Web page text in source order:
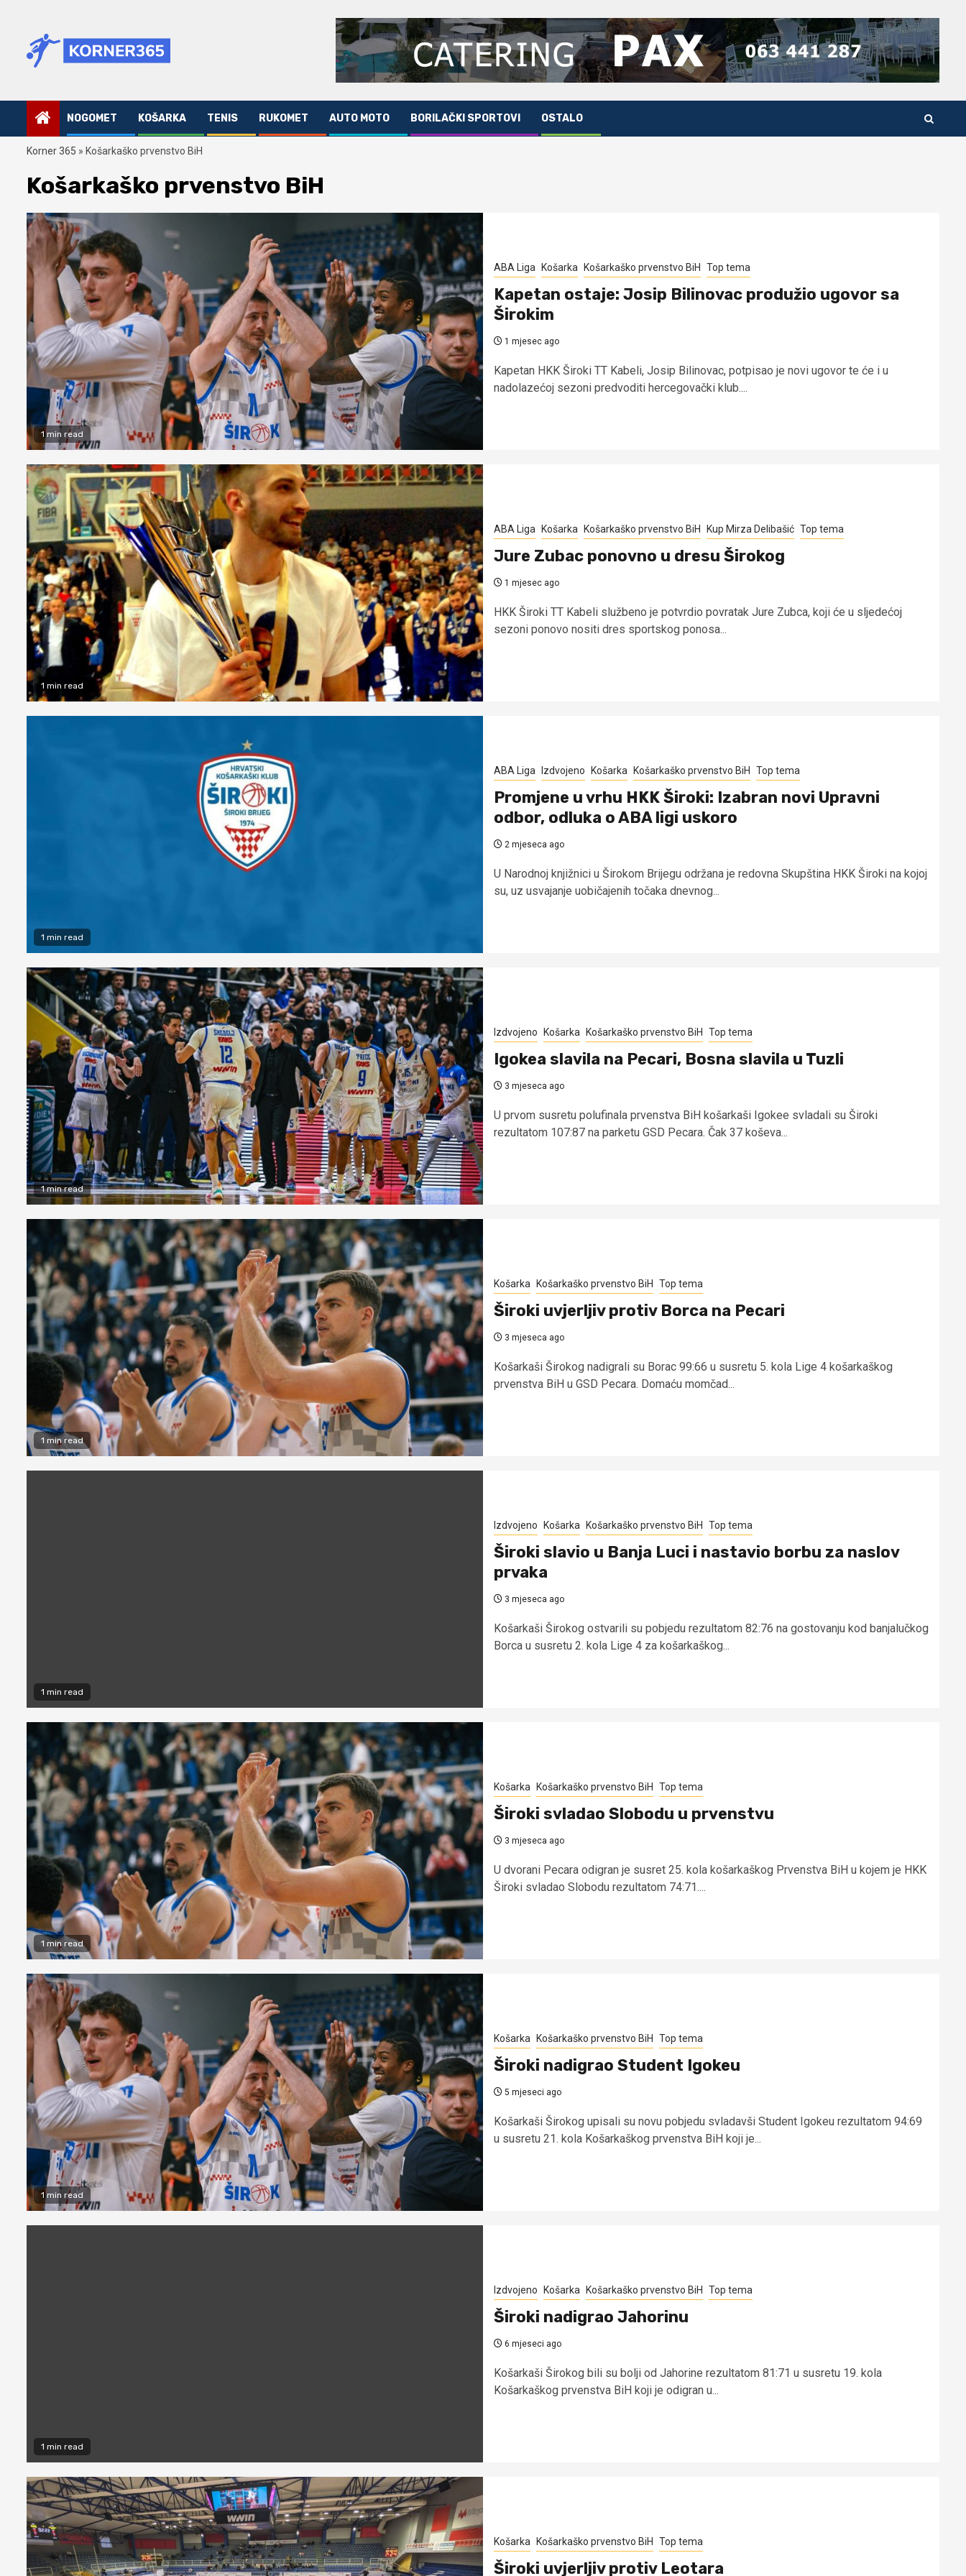
content
NOGOMET KOŠARKA TENIS RUKOMET AUTO MOTO BORILAČKI SPORTOVI OSTALO
Korner 365 » Košarkaško prvenstvo BiH
Košarkaško prvenstvo BiH
1 min read
ABA Liga Košarka Košarkaško prvenstvo BiH Top tema
Kapetan ostaje: Josip Bilinovac produžio ugovor sa
Širokim
1 mjesec ago
Kapetan HKK Široki TT Kabeli, Josip Bilinovac, potpisao je novi ugovor te će i u
nadolazećoj sezoni predvoditi hercegovački klub....
1 min read
ABA Liga Košarka Košarkaško prvenstvo BiH Kup Mirza Delibašić Top tema
Jure Zubac ponovno u dresu Širokog
1 mjesec ago
HKK Široki TT Kabeli službeno je potvrdio povratak Jure Zubca, koji će u sljedećoj
sezoni ponovo nositi dres sportskog ponosa...
1 min read
ABA Liga Izdvojeno Košarka Košarkaško prvenstvo BiH Top tema
Promjene u vrhu HKK Široki: Izabran novi Upravni
odbor, odluka o ABA ligi uskoro
2 mjeseca ago
U Narodnoj knjižnici u Širokom Brijegu održana je redovna Skupština HKK Široki na kojoj
su, uz usvajanje uobičajenih točaka dnevnog...
1 min read
Izdvojeno Košarka Košarkaško prvenstvo BiH Top tema
Igokea slavila na Pecari, Bosna slavila u Tuzli
3 mjeseca ago
U prvom susretu polufinala prvenstva BiH košarkaši Igokee svladali su Široki
rezultatom 107:87 na parketu GSD Pecara. Čak 37 koševa...
1 min read
Košarka Košarkaško prvenstvo BiH Top tema
Široki uvjerljiv protiv Borca na Pecari
3 mjeseca ago
Košarkaši Širokog nadigrali su Borac 99:66 u susretu 5. kola Lige 4 košarkaškog
prvenstva BiH u GSD Pecara. Domaću momčad...
1 min read
Izdvojeno Košarka Košarkaško prvenstvo BiH Top tema
Široki slavio u Banja Luci i nastavio borbu za naslov
prvaka
3 mjeseca ago
Košarkaši Širokog ostvarili su pobjedu rezultatom 82:76 na gostovanju kod banjalučkog
Borca u susretu 2. kola Lige 4 za košarkaškog...
1 min read
Košarka Košarkaško prvenstvo BiH Top tema
Široki svladao Slobodu u prvenstvu
3 mjeseca ago
U dvorani Pecara odigran je susret 25. kola košarkaškog Prvenstva BiH u kojem je HKK
Široki svladao Slobodu rezultatom 74:71....
1 min read
Košarka Košarkaško prvenstvo BiH Top tema
Široki nadigrao Student Igokeu
5 mjeseci ago
Košarkaši Širokog upisali su novu pobjedu svladavši Student Igokeu rezultatom 94:69
u susretu 21. kola Košarkaškog prvenstva BiH koji je...
1 min read
Izdvojeno Košarka Košarkaško prvenstvo BiH Top tema
Široki nadigrao Jahorinu
6 mjeseci ago
Košarkaši Širokog bili su bolji od Jahorine rezultatom 81:71 u susretu 19. kola
Košarkaškog prvenstva BiH koji je odigran u...
Košarka Košarkaško prvenstvo BiH Top tema
Široki uvjerljiv protiv Leotara